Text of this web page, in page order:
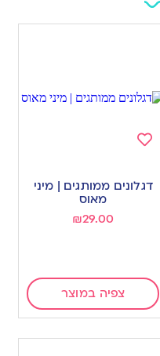
to
דגלונים ממותגים | מיני
מאוס
₪29.00
צפיה במוצר